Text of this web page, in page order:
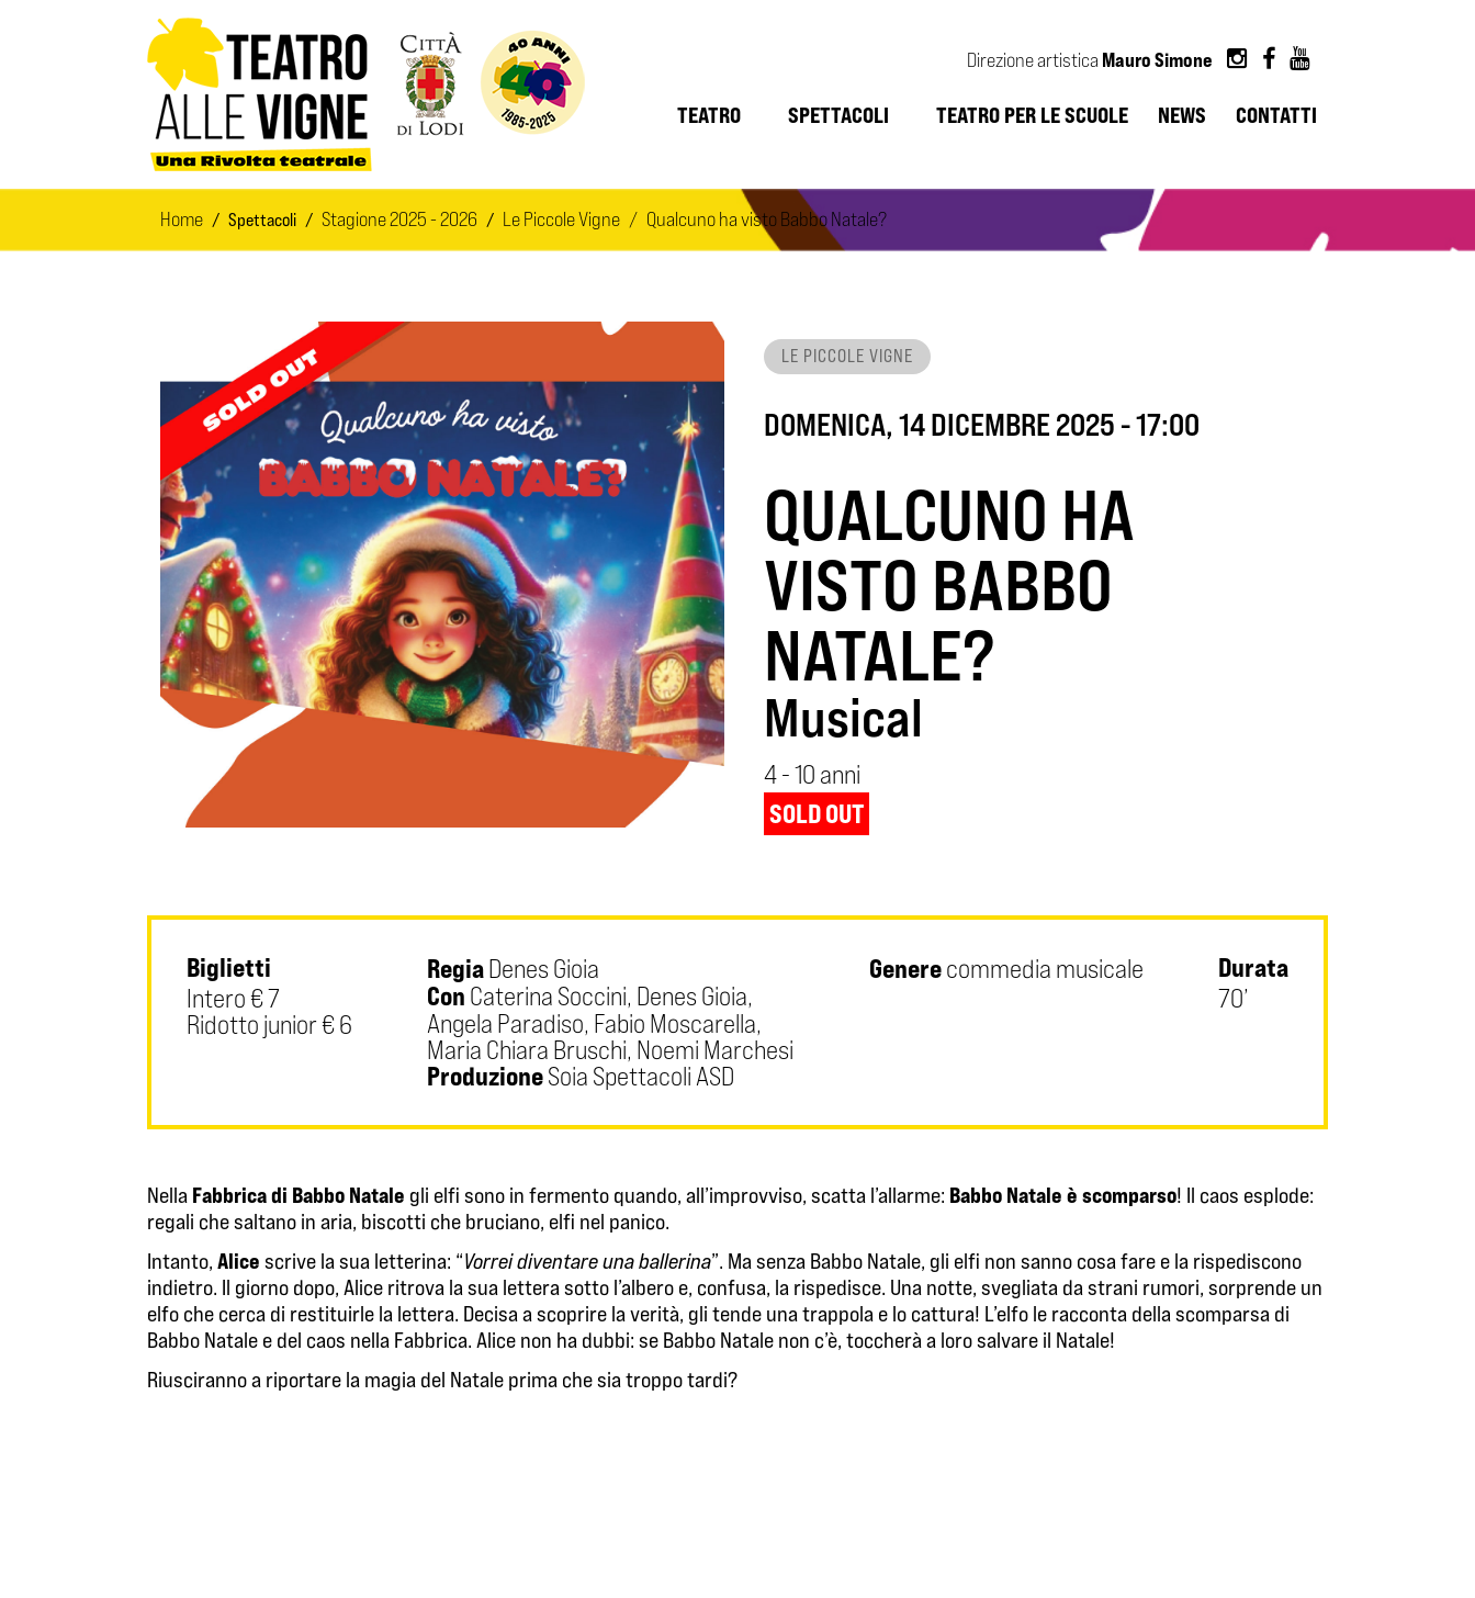
Salta al contenuto principale
Direzione artistica Mauro Simone
TEATRO SPETTACOLI TEATRO PER LE SCUOLE NEWS CONTATTI
Home Spettacoli Stagione 2025 - 2026 Le Piccole Vigne Qualcuno ha visto Babbo Natale?
LE PICCOLE VIGNE
DOMENICA, 14 DICEMBRE 2025 - 17:00
QUALCUNO HA
VISTO BABBO
NATALE?
Musical
4 - 10 anni
SOLD OUT
Biglietti
Intero € 7
Ridotto junior € 6
RegiaDenes Gioia
Con Caterina Soccini, Denes Gioia,
Angela Paradiso, Fabio Moscarella,
Maria Chiara Bruschi, Noemi Marchesi
ProduzioneSoia Spettacoli ASD
Generecommedia musicale Durata
70’
Nella Fabbrica di Babbo Natale gli elfi sono in fermento quando, all’improvviso, scatta l’allarme: Babbo Natale è scomparso! Il caos esplode:
regali che saltano in aria, biscotti che bruciano, elfi nel panico.
Intanto,Alicescrive la sua letterina: “Vorrei diventare una ballerina”. Ma senza Babbo Natale, gli elfi non sanno cosa fare e la rispediscono
indietro. Il giorno dopo, Alice ritrova la sua lettera sotto l’albero e, confusa, la rispedisce. Una notte, svegliata da strani rumori, sorprende un
elfo che cerca di restituirle la lettera. Decisa a scoprire la verità, gli tende una trappola e lo cattura! L’elfo le racconta della scomparsa di
Babbo Natale e del caos nella Fabbrica. Alice non ha dubbi: se Babbo Natale non c’è, toccherà a loro salvare il Natale!
Riusciranno a riportare la magia del Natale prima che sia troppo tardi?